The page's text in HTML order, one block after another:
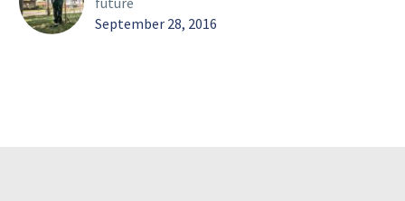
September 28, 2016